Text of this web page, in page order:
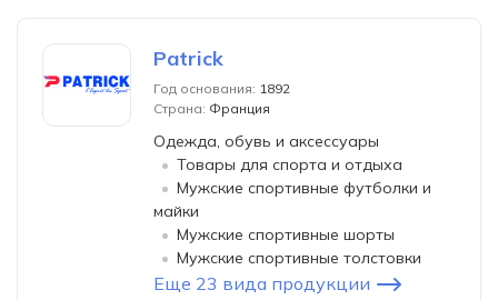
Patrick
Год основания: 1892
Страна: Франция
Одежда, обувь и аксессуары
Товары для спорта и отдыха
Мужские спортивные футболки и
майки
Мужские спортивные шорты
Мужские спортивные толстовки
Еще 23 вида продукции